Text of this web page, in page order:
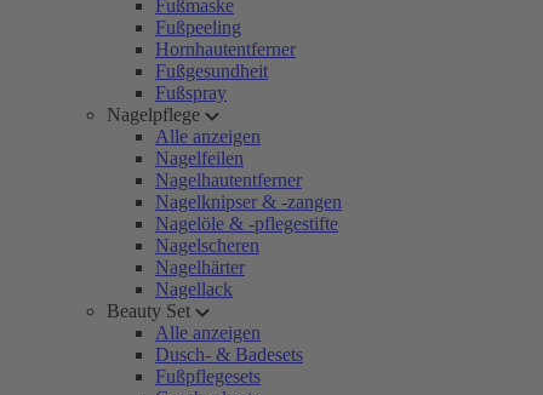
Fußmaske
Fußpeeling
Hornhautentferner
Fußgesundheit
Fußspray
Nagelpflege
Alle anzeigen
Nagelfeilen
Nagelhautentferner
Nagelknipser & -zangen
Nagelöle & -pflegestifte
Nagelscheren
Nagelhärter
Nagellack
Beauty Set
Alle anzeigen
Dusch- & Badesets
Fußpflegesets